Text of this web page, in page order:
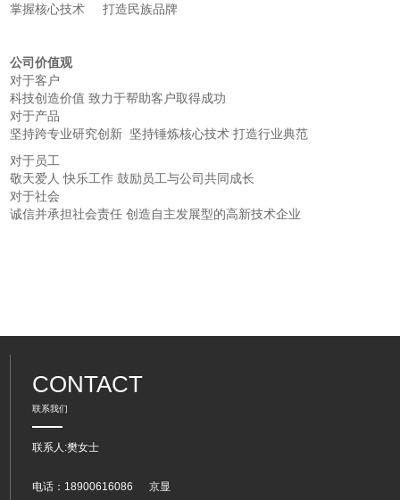
掌握核心技术 打造民族品牌
公司价值观
对于客户
科技创造价值 致力于帮助客户取得成功
对于产品
坚持跨专业研究创新 坚持锤炼核心技术 打造行业典范
对于员工
敬天爱人 快乐工作 鼓励员工与公司共同成长
对于社会
诚信并承担社会责任 创造自主发展型的高新技术企业
CONTACT
联系我们
联系人:樊女士
电话： 18900616086 京显